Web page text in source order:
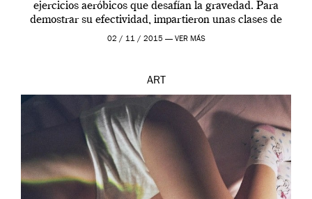
ejercicios aeróbicos que desafían la gravedad. Para
demostrar su efectividad, impartieron unas clases de
prueba en el Tate […]
02 / 11 / 2015 — VER MÁS
ART